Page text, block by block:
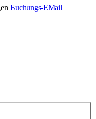
Buchungs-EMail